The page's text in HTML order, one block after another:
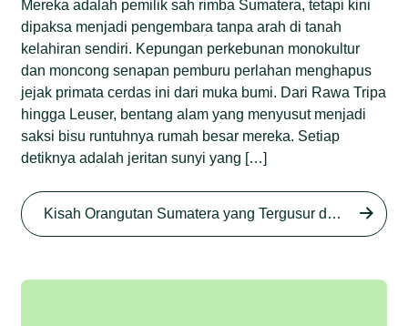
Sumatera di Rawa Tripa
Junaidi Hanafiah 27 Agu 2025
Begini Modus Perburuan
Mereka adalah pemilik sah rimba Sumatera, tetapi kini
dipaksa menjadi pengembara tanpa arah di tanah
kelahiran sendiri. Kepungan perkebunan monokultur
dan moncong senapan pemburu perlahan menghapus
jejak primata cerdas ini dari muka bumi. Dari Rawa Tripa
hingga Leuser, bentang alam yang menyusut menjadi
saksi bisu runtuhnya rumah besar mereka. Setiap
detiknya adalah jeritan sunyi yang […]
Kisah Orangutan Sumatera yang Tergusur dari Rumah Sendiri series